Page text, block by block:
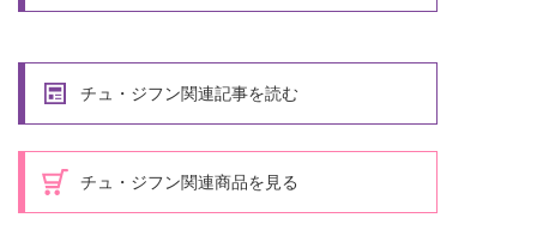
チュ・ジフン関連記事を読む
チュ・ジフン関連商品を見る